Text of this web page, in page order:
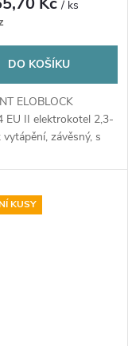
/ ks
DO KOŠÍKU
ELOBLOCK
EU II elektrokotel 2,3-
závěsný, s
KUSY